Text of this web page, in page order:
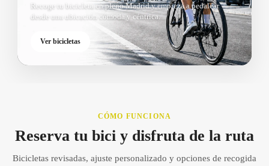
Recoge tu bicicleta en pleno Madrid y empieza a pedalear
desde una ubicación cómoda y céntrica.
Ver bicicletas
CÓMO FUNCIONA
Reserva tu bici y disfruta de la ruta
Bicicletas revisadas, ajuste personalizado y opciones de recogida